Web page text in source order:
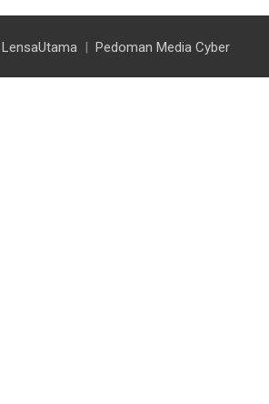
LensaUtama Pedoman Media Cyber